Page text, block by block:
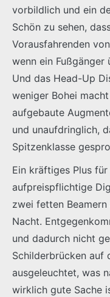
vorbildlich und ein
Schön zu sehen,
Vorausfahrenden
wenn ein Fußgänger
Und das Head-Up
weniger Bohei
aufgebaute
und unaufdringlich,
Spitzenklasse
Ein kräftiges Plus
aufpreispflichtige
zwei fetten
Nacht.
und dadurch nicht
Schilderbrücken auf
ausgeleuchtet, was
wirklich gute Sache